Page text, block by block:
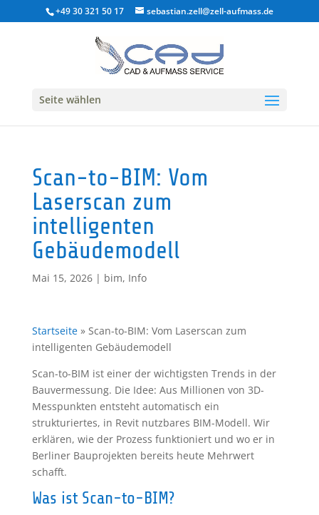
+49 30 321 50 17 sebastian.zell@zell-aufmass.de
Seite wählen
Scan-to-BIM: Vom
Laserscan zum
intelligenten
Gebäudemodell
Mai 15, 2026| bim, Info
Startseite» Scan-to-BIM: Vom Laserscan zum
intelligenten Gebäudemodell
Scan-to-BIM ist einer der wichtigsten Trends in der
Bauvermessung. Die Idee: Aus Millionen von 3D-
Messpunkten entsteht automatisch ein
strukturiertes, in Revit nutzbares BIM-Modell. Wir
erklären, wie der Prozess funktioniert und wo er in
Berliner Bauprojekten bereits heute Mehrwert
schafft.
Was ist Scan-to-BIM?